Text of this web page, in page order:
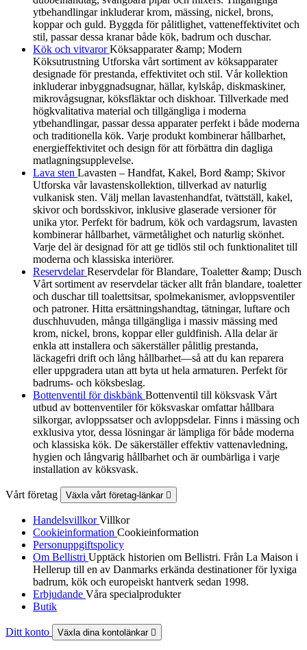
ytbehandlingar inkluderar krom, mässing, nickel, brons,
koppar och guld. Byggda för pålitlighet, vatteneffektivitet och
stil, passar dessa kranar både kök, badrum och duschar.
Kök och vitvarorKöksapparater &amp; Modern
Köksutrustning Utforska vårt sortiment av köksapparater
designade för prestanda, effektivitet och stil. Vår kollektion
inkluderar inbyggnadsugnar, hällar, kylskåp, diskmaskiner,
mikrovågsugnar, köksfläktar och diskhoar. Tillverkade med
högkvalitativa material och tillgängliga i moderna
ytbehandlingar, passar dessa apparater perfekt i både moderna
och traditionella kök. Varje produkt kombinerar hållbarhet,
energieffektivitet och design för att förbättra din dagliga
matlagningsupplevelse.
Lava sten Lavasten – Handfat, Kakel, Bord &amp; Skivor
Utforska vår lavastenskollektion, tillverkad av naturlig
vulkanisk sten. Välj mellan lavastenhandfat, tvättställ, kakel,
skivor och bordsskivor, inklusive glaserade versioner för
unika ytor. Perfekt för badrum, kök och vardagsrum, lavasten
kombinerar hållbarhet, värmetålighet och naturlig skönhet.
Varje del är designad för att ge tidlös stil och funktionalitet till
moderna och klassiska interiörer.
ReservdelarReservdelar för Blandare, Toaletter &amp; Dusch
Vårt sortiment av reservdelar täcker allt från blandare, toaletter
och duschar till toalettsitsar, spolmekanismer, avloppsventiler
och patroner. Hitta ersättningshandtag, tätningar, luftare och
duschhuvuden, många tillgängliga i massiv mässing med
krom, nickel, brons, koppar eller guldfinish. Alla delar är
enkla att installera och säkerställer pålitlig prestanda,
läckagefri drift och lång hållbarhet—så att du kan reparera
eller uppgradera utan att byta ut hela armaturen. Perfekt för
badrums- och köksbeslag.
Bottenventil för diskbänk Bottenventil till köksvask Vårt
utbud av bottenventiler för köksvaskar omfattar hållbara
silkorgar, avloppssatser och avloppsdelar. Finns i mässing och
exklusiva ytor, dessa lösningar är lämpliga för både moderna
och klassiska kök. De säkerställer effektiv vattenavledning,
hygien och långvarig hållbarhet och är oumbärliga i varje
installation av köksvask.
Vårt företag Växla vårt företag-länkar 
HandelsvillkorVillkor
Cookieinformation Cookieinformation
Personuppgiftspolicy
Om Bellistri Upptäck historien om Bellistri. Från La Maison i
Hellerup till en av Danmarks erkända destinationer för lyxiga
badrum, kök och europeiskt hantverk sedan 1998.
Erbjudande Våra specialprodukter
Butik
Ditt konto Växla dina kontolänkar 